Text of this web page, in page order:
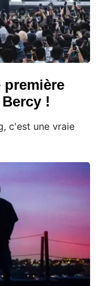
!
c'est une vraie